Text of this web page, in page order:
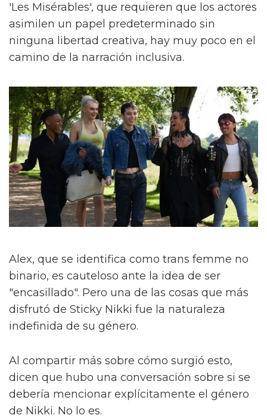
'Les Misérables', que requieren que los actores
asimilen un papel predeterminado sin
ninguna libertad creativa, hay muy poco en el
camino de la narración inclusiva.
Alex, que se identifica como trans femme no
binario, es cauteloso ante la idea de ser
"encasillado". Pero una de las cosas que más
disfrutó de Sticky Nikki fue la naturaleza
indefinida de su género.
Al compartir más sobre cómo surgió esto,
dicen que hubo una conversación sobre si se
debería mencionar explícitamente el género
de Nikki. No lo es.